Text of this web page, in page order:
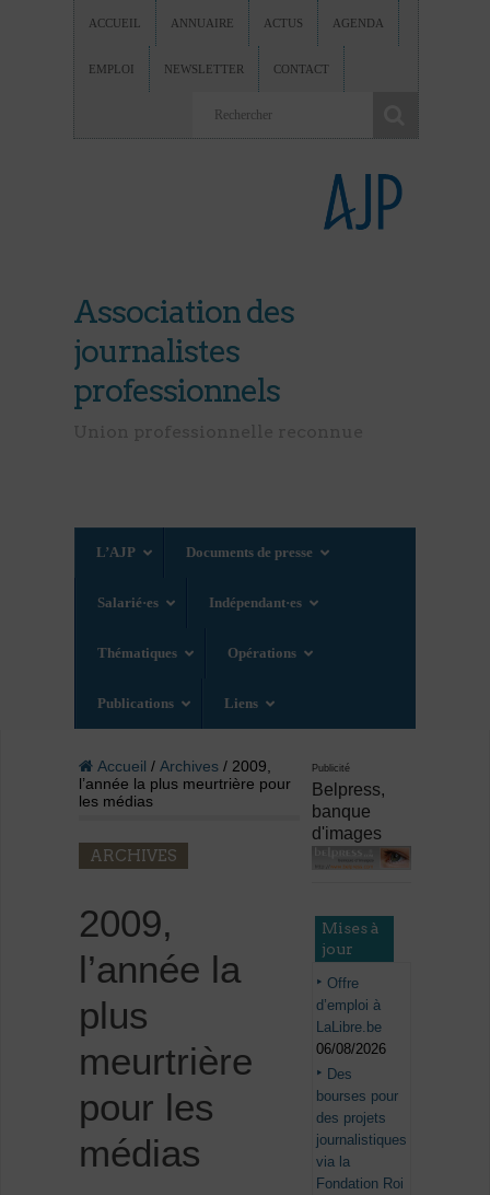
ACCUEIL ANNUAIRE ACTUS AGENDA
EMPLOI NEWSLETTER CONTACT
Association des
journalistes
professionnels
L’AJP Documents de presse
Salarié·es Indépendant·es
Thématiques Opérations
Publications Liens
Accueil / Archives/ 2009,
l’année la plus meurtrière pour
les médias
ARCHIVES
2009,
l’année la
plus
meurtrière
pour les
médias
Publicité
Belpress,
banque
d'images
Mises à
jour
Offre
d’emploi à
LaLibre.be
06/08/2026
Des
bourses pour
des projets
journalistiques
via la
Fondation Roi